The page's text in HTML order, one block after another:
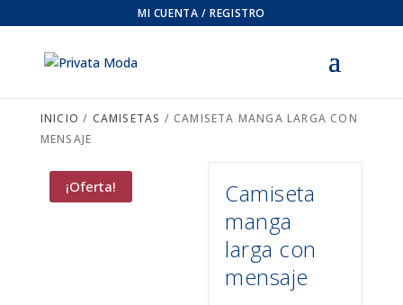
MI CUENTA / REGISTRO
INICIO / CAMISETAS / CAMISETA MANGA LARGA CON
MENSAJE
¡Oferta!
Camiseta
manga
larga con
mensaje